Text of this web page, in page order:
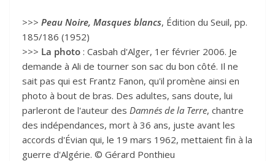
>>> Peau Noire, Masques blancs, Édition du Seuil, pp.
185/186 (1952)
>>> La photo : Casbah d'Alger, 1er février 2006. Je
demande à Ali de tourner son sac du bon côté. Il ne
sait pas qui est Frantz Fanon, qu'il promène ainsi en
photo à bout de bras. Des adultes, sans doute, lui
parleront de l'auteur des Damnés de la Terre, chantre
des indépendances, mort à 36 ans, juste avant les
accords d'Évian qui, le 19 mars 1962, mettaient fin à la
guerre d'Algérie. © Gérard Ponthieu